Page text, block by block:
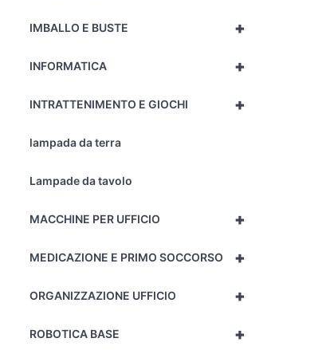
+
IMBALLO E BUSTE
+
INFORMATICA
+
INTRATTENIMENTO E GIOCHI
lampada da terra
Lampade da tavolo
+
MACCHINE PER UFFICIO
+
MEDICAZIONE E PRIMO SOCCORSO
+
ORGANIZZAZIONE UFFICIO
+
ROBOTICA BASE